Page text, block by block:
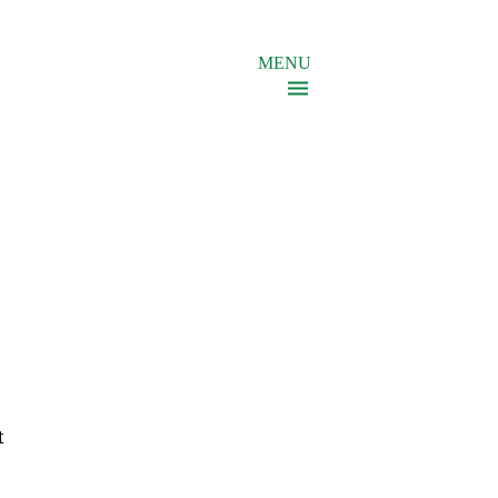
MENU